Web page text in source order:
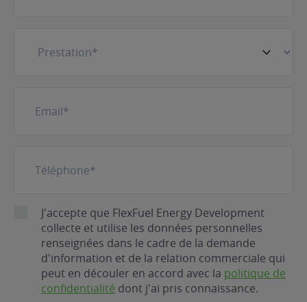
mail(Nécessaire)
RGPDJ'accepte que FlexFuel Energy Development
collecte et utilise les données personnelles
renseignées dans le cadre de la demande
d'information et de la relation commerciale qui
peut en découler en accord avec la politique de
confidentialité dont j'ai pris connaissance.